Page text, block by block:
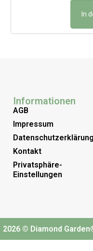
In
Informationen
AGB
Impressum
Datenschutzerklärung
Kontakt
Privatsphäre-
Einstellungen
2026 © Diamond